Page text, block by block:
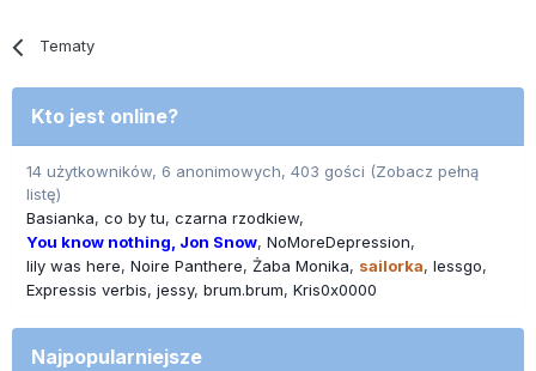
Tematy
Kto jest online?
14 użytkowników, 6 anonimowych, 403 gości (Zobacz pełną
listę)
Basianka co by tu czarna rzodkiew
You know nothing, Jon Snow NoMoreDepression
lily was here Noire Panthere Żaba Monika sailorka lessgo
Expressis verbis jessy brum.brum Kris0x0000
Najpopularniejsze